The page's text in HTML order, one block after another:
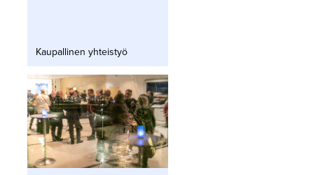
Kaupallinen yhteistyö